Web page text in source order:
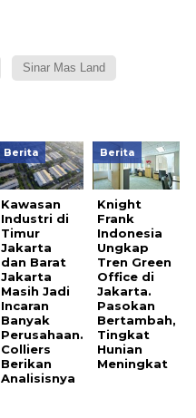
Sinar Mas Land
Berita
Kawasan
Industri di
Timur
Jakarta
dan Barat
Jakarta
Masih Jadi
Incaran
Banyak
Perusahaan.
Colliers
Berikan
Analisisnya
Berita
Knight
Frank
Indonesia
Ungkap
Tren Green
Office di
Jakarta.
Pasokan
Bertambah,
Tingkat
Hunian
Meningkat